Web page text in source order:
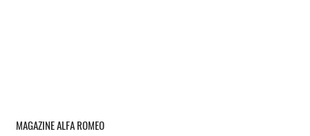
MAGAZINE ALFA ROMEO